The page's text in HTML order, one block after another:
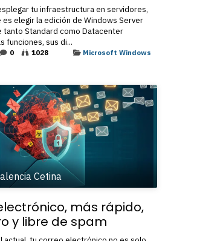
tu infraestructura en servidores,
es elegir la edición de Windows Server
tanto Standard como Datacenter
funciones, sus di...
0 1028 Microsoft Windows
Cetina
más rápido,
y libre de spam